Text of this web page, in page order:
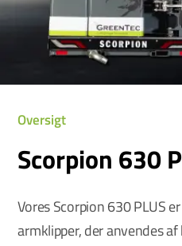
Oversigt
Scorpion 630
Vores Scorpion 630 PLUS
armklipper, der anvendes